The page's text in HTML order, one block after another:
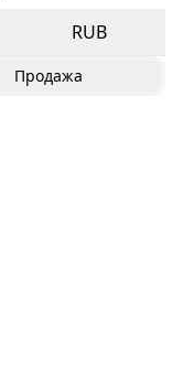
RUB
Продажа